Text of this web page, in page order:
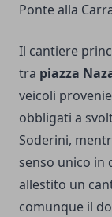
Ponte alla
Il cantiere
tra piazza
veicoli
obbligati a
Soderini,
senso unico in
allestito un
comunque il